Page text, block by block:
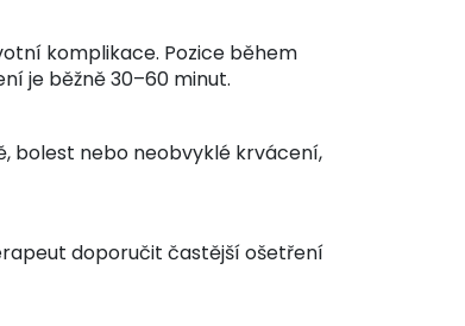
komplikace. Pozice během
je běžně 30–60 minut.
bolest nebo neobvyklé krvácení,
doporučit častější ošetření